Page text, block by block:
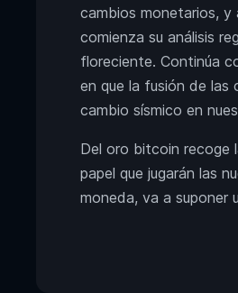
cambios monetarios, y
comienza su análisis
floreciente. Continúa
en que la fusión de las
cambio sísmico en
Del oro bitcoin recoge
papel que jugarán las
moneda, va a suponer